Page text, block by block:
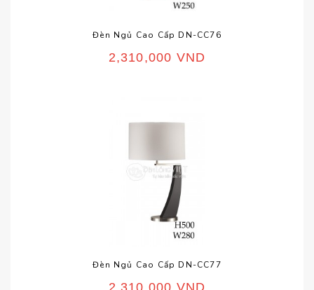
Đèn Ngủ Cao Cấp DN-CC76
2,310,000 VND
Đèn Ngủ Cao Cấp DN-CC77